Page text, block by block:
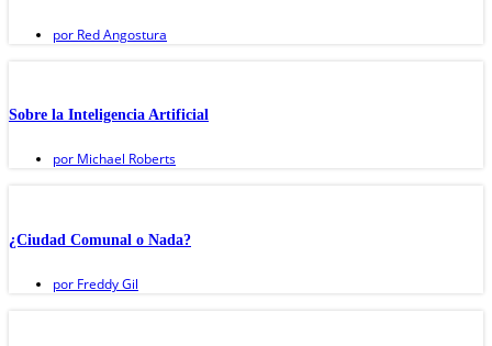
por Red Angostura
Sobre la Inteligencia Artificial
por Michael Roberts
¿Ciudad Comunal o Nada?
por Freddy Gil